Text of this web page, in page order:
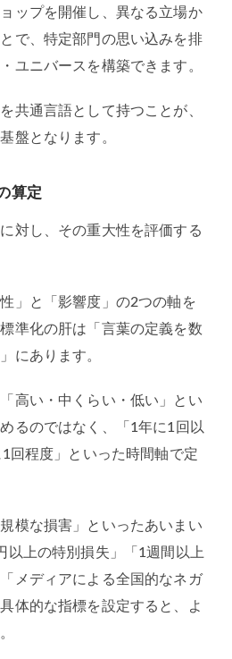
ップを開催し、異なる立場か
で、特定部門の思い込みを排
ユニバースを構築できます。
共通言語として持つことが、
盤となります。
算定
対し、その重大性を評価する
」と「影響度」の2つの軸を
準化の肝は「言葉の定義を数
にあります。
高い・中くらい・低い」とい
るのではなく、「1年に1回以
1回程度」といった時間軸で定
模な損害」といったあいまい
以上の特別損失」「1週間以上
メディアによる全国的なネガ
体的な指標を設定すると、よ